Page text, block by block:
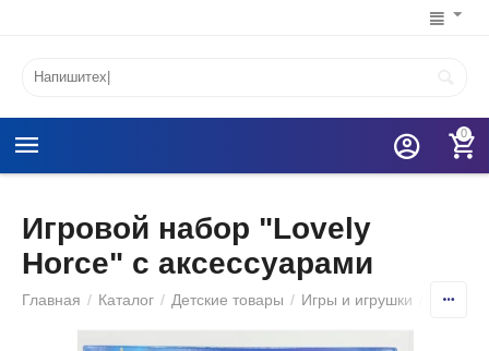
0
Игровой набор "Lovely
Horce" с аксессуарами
Главная / Каталог / Детские товары / Игры и игрушки